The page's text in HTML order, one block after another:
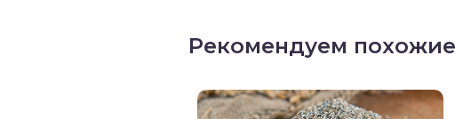
Рекомендуем похожие